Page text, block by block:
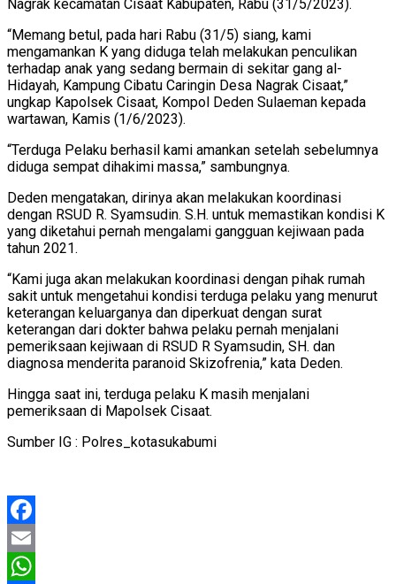
Nagrak kecamatan Cisaat Kabupaten, Rabu (31/5/2023).
“Memang betul, pada hari Rabu (31/5) siang, kami
mengamankan K yang diduga telah melakukan penculikan
terhadap anak yang sedang bermain di sekitar gang al-
Hidayah, Kampung Cibatu Caringin Desa Nagrak Cisaat,”
ungkap Kapolsek Cisaat, Kompol Deden Sulaeman kepada
wartawan, Kamis (1/6/2023).
“Terduga Pelaku berhasil kami amankan setelah sebelumnya
diduga sempat dihakimi massa,” sambungnya.
Deden mengatakan, dirinya akan melakukan koordinasi
dengan RSUD R. Syamsudin. S.H. untuk memastikan kondisi K
yang diketahui pernah mengalami gangguan kejiwaan pada
tahun 2021.
“Kami juga akan melakukan koordinasi dengan pihak rumah
sakit untuk mengetahui kondisi terduga pelaku yang menurut
keterangan keluarganya dan diperkuat dengan surat
keterangan dari dokter bahwa pelaku pernah menjalani
pemeriksaan kejiwaan di RSUD R Syamsudin, SH. dan
diagnosa menderita paranoid Skizofrenia,” kata Deden.
Hingga saat ini, terduga pelaku K masih menjalani
pemeriksaan di Mapolsek Cisaat.
Sumber IG : Polres_kotasukabumi
Facebook
Email